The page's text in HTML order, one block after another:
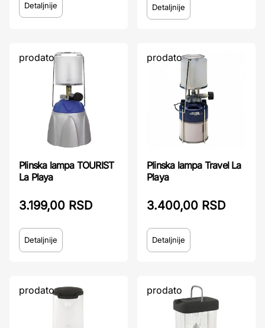
Detaljnije Detaljnije
prodato
Plinska lampa TOURIST
La Playa
3.199,00 RSD
Detaljnije
prodato
Plinska lampa Travel La
Playa
3.400,00 RSD
Detaljnije
prodato prodato